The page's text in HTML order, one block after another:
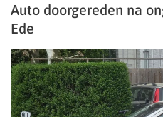
Auto doorgereden na
Ede